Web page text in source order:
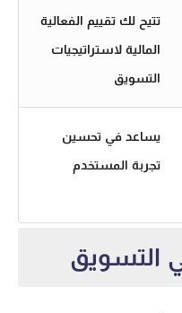
تتيح لك تقييم الفعالية
المالية لاستراتيجيات
التسويق
يساعد في تحسين
تجربة المستخدم
التسويق